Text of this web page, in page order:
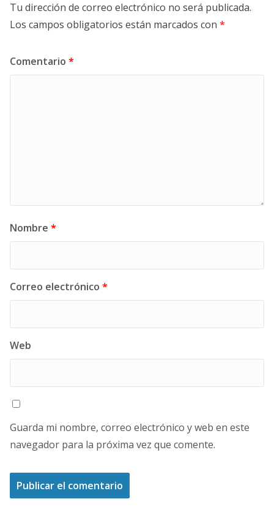
Tu dirección de correo electrónico no será publicada.
Los campos obligatorios están marcados con *
Comentario *
Nombre *
Correo electrónico *
Web
Guarda mi nombre, correo electrónico y web en este
navegador para la próxima vez que comente.